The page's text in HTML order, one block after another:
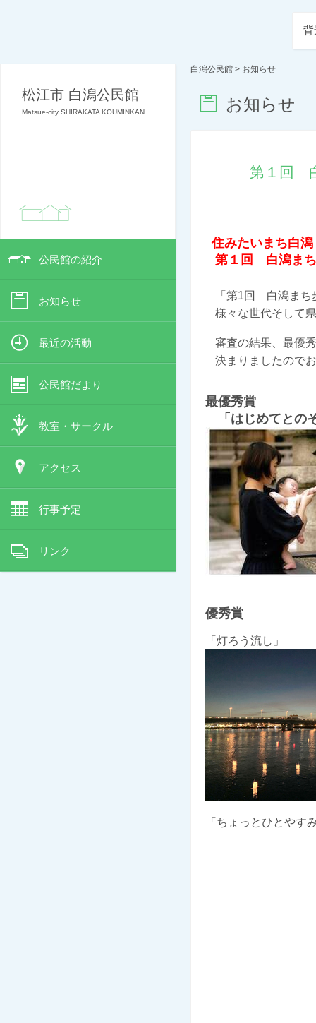
松江市 白潟公民館
Matsue-city SHIRAKATA KOUMINKAN
公民館の紹介
お知らせ
最近の活動
公民館だより
教室・サークル
アクセス
行事予定
リンク
背
白潟公民館 > お知らせ
お知らせ
第１回
住みたいまち白
第１回 白潟ま
「第1回 白潟まち
様々な世代そして
審査の結果、最優
決まりましたので
最優秀賞
「はじめてと
優秀賞
「灯ろう
「ちょっと